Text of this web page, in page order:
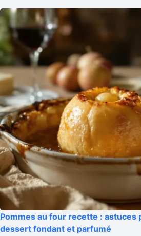
Pommes au four recette : astuces
dessert fondant et parfumé